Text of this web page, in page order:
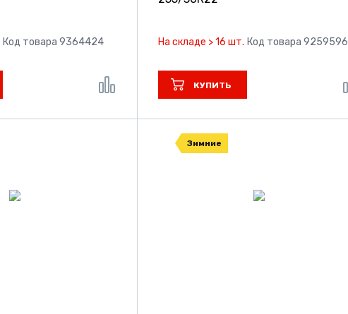
Код товара 9364424 На складе > 16 шт. Код товара 9259596
КУПИТЬ
Зимние